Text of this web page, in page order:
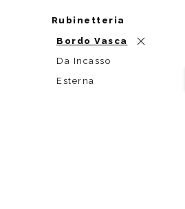
Quadrate
Tonde
Rubinetteria
Bordo Vasca
Da Incasso
Esterna